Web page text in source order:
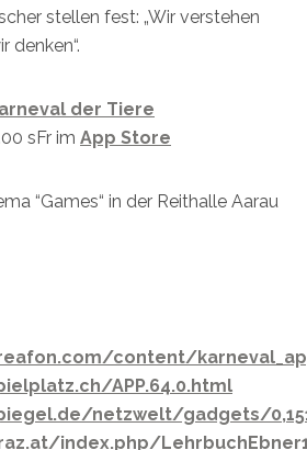
stellen fest: „Wir verstehen
denken“.
sFr im App Store
“Games“ in der Reithalle Aarau
content/
APP.64.0.html
netzwelt/gadgets/
index.php/